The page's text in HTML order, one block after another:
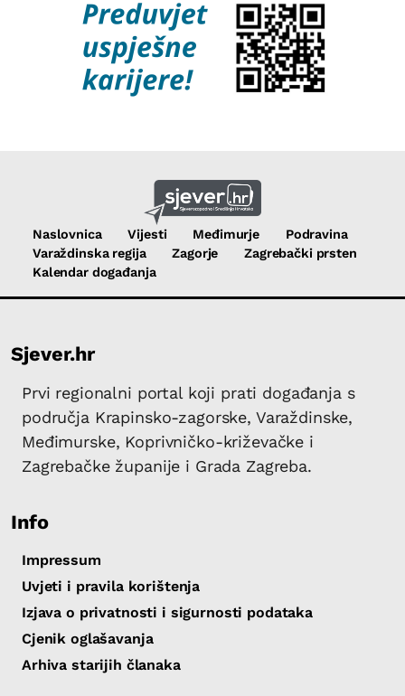
Naslovnica Vijesti Međimurje
Podravina
Varaždinska regija
Zagorje
Zagrebački prsten
Kalendar događanja
Sjever.hr
Prvi regionalni portal koji prati događanja s
područja Krapinsko-zagorske, Varaždinske,
Međimurske, Koprivničko-križevačke i
Zagrebačke županije i Grada Zagreba.
Info
Impressum
Uvjeti i pravila korištenja
Izjava o privatnosti i sigurnosti podataka
Cjenik oglašavanja
Arhiva starijih članaka